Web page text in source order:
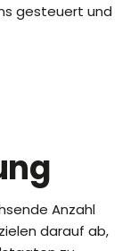
gesteuert und
Anzahl
darauf ab,